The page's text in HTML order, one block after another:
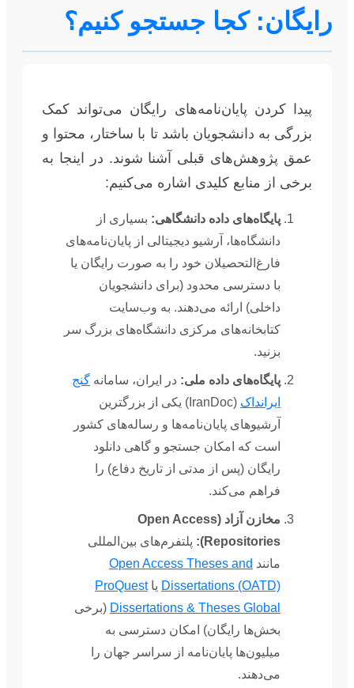
رایگان: کجا جستجو کنیم؟
پیدا کردن پایان‌نامه‌های رایگان می‌تواند کمک
بزرگی به دانشجویان باشد تا با ساختار، محتوا و
عمق پژوهش‌های قبلی آشنا شوند. در اینجا به
برخی از منابع کلیدی اشاره می‌کنیم:
پایگاه‌های داده دانشگاهی: بسیاری از
دانشگاه‌ها، آرشیو دیجیتالی از پایان‌نامه‌های
فارغ‌التحصیلان خود را به صورت رایگان یا
با دسترسی محدود (برای دانشجویان
داخلی) ارائه می‌دهند. به وب‌سایت
کتابخانه‌های مرکزی دانشگاه‌های بزرگ سر
بزنید.
پایگاه‌های داده ملی: در ایران، سامانه گنج
ایرانداک
(IranDoc) یکی از بزرگترین
آرشیوهای پایان‌نامه‌ها و رساله‌های کشور
است که امکان جستجو و گاهی دانلود
رایگان (پس از مدتی از تاریخ دفاع) را
فراهم می‌کند.
مخازن آزاد (Open Access
Repositories):
پلتفرم‌های بین‌المللی
مانند Open Access Theses and
Dissertations (OATD) یاProQuest
Dissertations & Theses Global (برخی
بخش‌ها رایگان) امکان دسترسی به
میلیون‌ها پایان‌نامه از سراسر جهان را
می‌دهند.